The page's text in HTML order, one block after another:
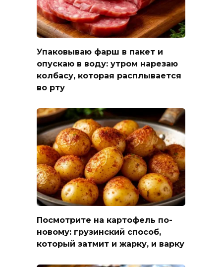
Упаковываю фарш в пакет и
опускаю в воду: утром нарезаю
колбасу, которая расплывается
во рту
Посмотрите на картофель по-
новому: грузинский способ,
который затмит и жарку, и варку